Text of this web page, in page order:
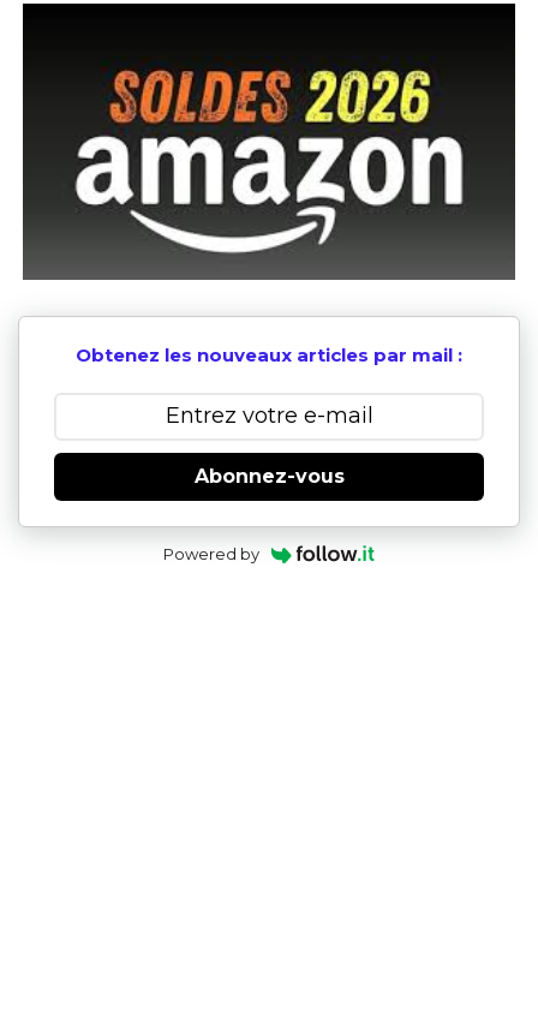
Obtenez les nouveaux articles par mail :
Abonnez-vous
Powered by